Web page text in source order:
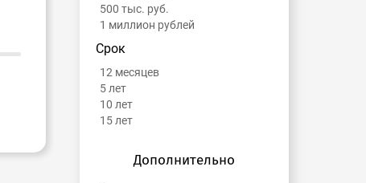
500 тыс. руб.
1 миллион рублей
Срок
12 месяцев
5 лет
10 лет
15 лет
Дополнительно